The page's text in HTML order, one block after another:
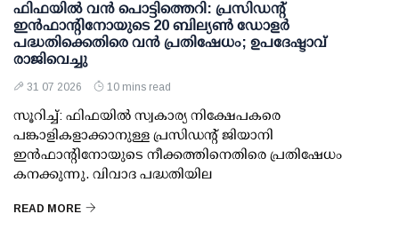
ഫിഫയില്‍ വന്‍ പൊട്ടിത്തെറി: പ്രസിഡന്റ്
ഇന്‍ഫാന്റിനോയുടെ 20 ബില്യണ്‍ ഡോളര്‍
പദ്ധതിക്കെതിരെ വന്‍ പ്രതിഷേധം; ഉപദേഷ്ടാവ്
രാജിവെച്ചു
31 07 2026 10 mins read
സൂറിച്ച്: ഫിഫയില്‍ സ്വകാര്യ നിക്ഷേപകരെ
പങ്കാളികളാക്കാനുള്ള പ്രസിഡന്റ് ജിയാനി
ഇന്‍ഫാന്റിനോയുടെ നീക്കത്തിനെതിരെ പ്രതിഷേധം
കനക്കുന്നു. വിവാദ പദ്ധതിയില
READ MORE